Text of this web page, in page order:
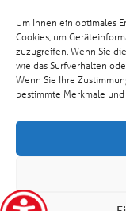
Um Ihnen ein optimales
Cookies, um
zuzugreifen. Wenn Sie
wie das Surfverhalten
Wenn Sie Ihre
bestimmte Merkmale
der